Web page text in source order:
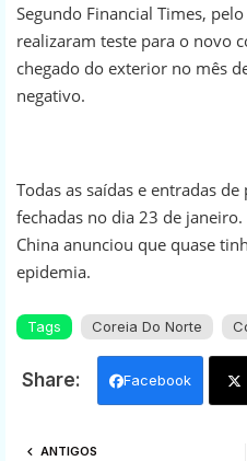
Segundo Financial Times,
realizaram teste para o novo
chegado do exterior no mês
negativo.
Todas as saídas e entradas
fechadas no dia 23 de
China anunciou que quase
epidemia.
Tags Coreia Do Norte
Facebook
ANTIGOS